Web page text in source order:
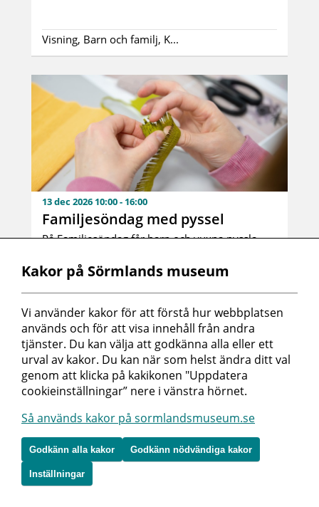
Visning, Barn och familj, K...
13 dec 2026 10:00 - 16:00
Familjesöndag med pyssel
På Familjesöndag får barn och vuxna pyssla
27 dec 2026 10:00 - 16:00
Familjesöndag med pyssel
Kakor på Sörmlands museum
Vi använder kakor för att förstå hur webbplatsen
används och för att visa innehåll från andra
tjänster. Du kan välja att godkänna alla eller ett
urval av kakor. Du kan när som helst ändra ditt val
genom att klicka på kakikonen "Uppdatera
cookieinställningar” nere i vänstra hörnet.
Så används kakor på sormlandsmuseum.se
Godkänn alla kakor Godkänn nödvändiga kakor
Inställningar